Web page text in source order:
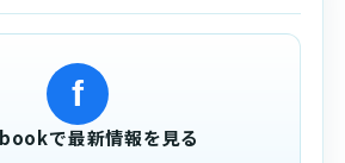
f
で最新情報を見る